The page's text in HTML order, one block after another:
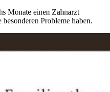
Monate einen Zahnarzt
Probleme haben.